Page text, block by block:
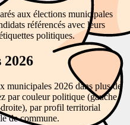
aux élections municipales
référencés avec leurs
politiques.
municipales 2026 dans plus de
par couleur politique (gauche,
par profil territorial
de commune.